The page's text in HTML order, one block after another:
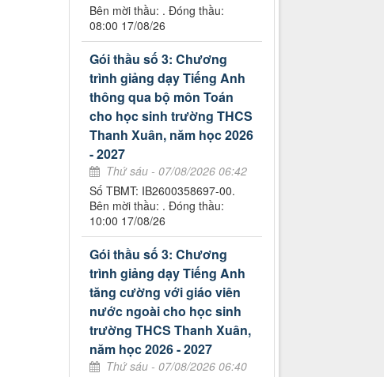
Bên mời thầu: . Đóng thầu:
08:00 17/08/26
Gói thầu số 3: Chương
trình giảng dạy Tiếng Anh
thông qua bộ môn Toán
cho học sinh trường THCS
Thanh Xuân, năm học 2026
- 2027
Thứ sáu - 07/08/2026 06:42
Số TBMT: IB2600358697-00.
Bên mời thầu: . Đóng thầu:
10:00 17/08/26
Gói thầu số 3: Chương
trình giảng dạy Tiếng Anh
tăng cường với giáo viên
nước ngoài cho học sinh
trường THCS Thanh Xuân,
năm học 2026 - 2027
Thứ sáu - 07/08/2026 06:40